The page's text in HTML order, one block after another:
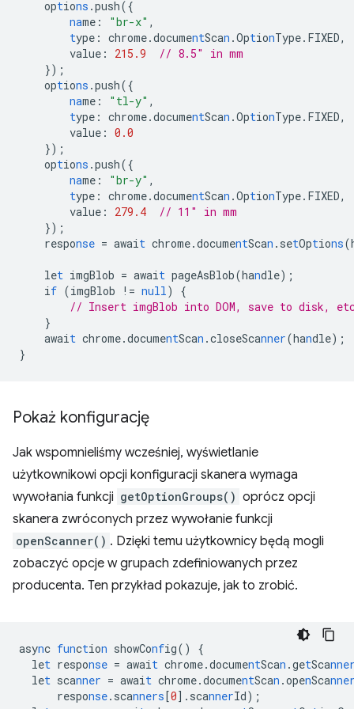
options .push({
name : "br-x" ,
type : chrome.documentScan .OptionType.FIXED,
value : 215.9
// 8.5" in mm
});
options .push({
name : "tl-y" ,
type : chrome.documentScan .OptionType.FIXED,
value : 0.0
});
options .push({
name : "br-y" ,
type : chrome.documentScan .OptionType.FIXED,
value : 279.4
// 11" in mm
});
response = await chrome.documentScan .setOptions
let imgBlob = await pageAsBlob(handle);
if (imgBlob != null)
{
// Insert imgBlob into DOM, save to disk,
}
await chrome.documentScan .closeScanner(handle);
}
Pokaż konfigurację
Jak wspomnieliśmy wcześniej, wyświetlanie
użytkownikowi opcji konfiguracji skanera wymaga
wywołania funkcji getOptionGroups() oprócz opcji
skanera zwróconych przez wywołanie funkcji
openScanner() . Dzięki temu użytkownicy będą mogli
zobaczyć opcje w grupach zdefiniowanych przez
producenta. Ten przykład pokazuje, jak to zrobić.
async function showConfig()
{
let response = await chrome.documentScan .getSca
let scanner = await chrome.documentScan .openSca
response.scanners[0] .scannerId);